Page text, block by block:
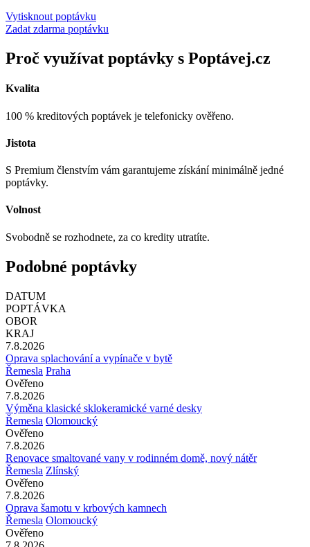
Vytisknout poptávku
Zadat zdarma poptávku
Proč využívat poptávky s Poptávej.cz
Kvalita
100 % kreditových poptávek je telefonicky ověřeno.
Jistota
S Premium členstvím vám garantujeme získání minimálně jedné
poptávky.
Volnost
Svobodně se rozhodnete, za co kredity utratíte.
Podobné poptávky
DATUM
POPTÁVKA
OBOR
KRAJ
7.8.2026
Oprava splachování a vypínače v bytě
Řemesla Praha
Ověřeno
7.8.2026
Výměna klasické sklokeramické varné desky
Řemesla Olomoucký
Ověřeno
7.8.2026
Renovace smaltované vany v rodinném domě, nový nátěr
Řemesla Zlínský
Ověřeno
7.8.2026
Oprava šamotu v krbových kamnech
Řemesla Olomoucký
Ověřeno